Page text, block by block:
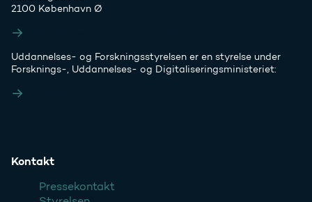
2100 København Ø
Uddannelses- og Forskningsstyrelsen er en styrelse under
Forsknings-, Uddannelses- og Digitaliseringsministeriet:
Kontakt
Pressekontakt